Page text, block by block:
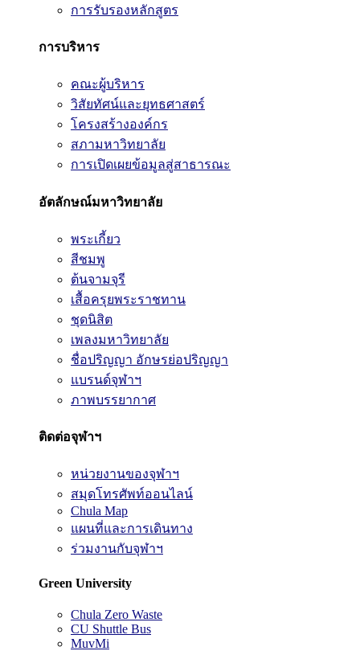
การรับรองหลักสูตร
การบริหาร
คณะผู้บริหาร
วิสัยทัศน์และยุทธศาสตร์
โครงสร้างองค์กร
สภามหาวิทยาลัย
การเปิดเผยข้อมูลสู่สาธารณะ
อัตลักษณ์มหาวิทยาลัย
พระเกี้ยว
สีชมพู
ต้นจามจุรี
เสื้อครุยพระราชทาน
ชุดนิสิต
เพลงมหาวิทยาลัย
ชื่อปริญญา อักษรย่อปริญญา
แบรนด์จุฬาฯ
ภาพบรรยากาศ
ติดต่อจุฬาฯ
หน่วยงานของจุฬาฯ
สมุดโทรศัพท์ออนไลน์
Chula Map
แผนที่และการเดินทาง
ร่วมงานกับจุฬาฯ
Green University
Chula Zero Waste
CU Shuttle Bus
MuvMi